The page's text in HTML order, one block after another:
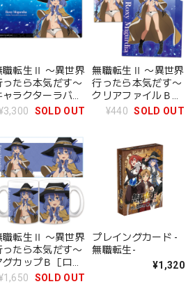
職転生Ⅱ 〜異世界
ったら本気だす〜
ャラクターラバー
ット［ロキシー・
SOLD OUT
無職転生Ⅱ 〜異世界
行ったら本気だす〜
クリアファイルＢ
【描き下ろし】
¥440 SOLD OUT
職転生Ⅱ 〜異世界
ったら本気だす〜
グカップＢ［ロキ
ー・ミグルディ
SOLD OUT
プレイングカード -
無職転生-
¥1,320